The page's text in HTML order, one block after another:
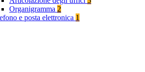
Organigramma 2
e posta elettronica 1